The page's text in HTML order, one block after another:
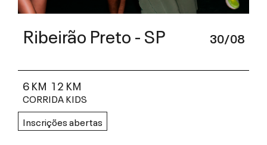
Ribeirão Preto - SP 30/08
6 KM 12 KM
CORRIDA KIDS
Inscrições abertas